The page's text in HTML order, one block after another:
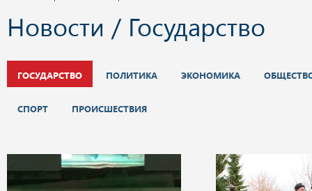
Новости / Государство
ГОСУДАРСТВО ПОЛИТИКА ЭКОНОМИКА
СПОРТ ПРОИСШЕСТВИЯ